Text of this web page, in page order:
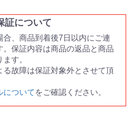
証について
、商品到着後7日以内にご連
保証内容は商品の返品と商品
す。
故障は保証対象外とさせて頂
について をご確認ください。